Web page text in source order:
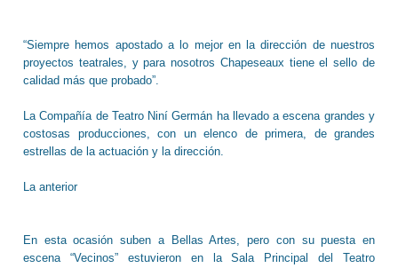
“Siempre hemos apostado a lo mejor en la dirección de nuestros
proyectos teatrales, y para nosotros Chapeseaux tiene el sello de
calidad más que probado”.
La Compañía de Teatro Niní Germán ha llevado a escena grandes y
costosas producciones, con un elenco de primera, de grandes
estrellas de la actuación y la dirección.
La anterior
En esta ocasión suben a Bellas Artes, pero con su puesta en
escena “Vecinos” estuvieron en la Sala Principal del Teatro